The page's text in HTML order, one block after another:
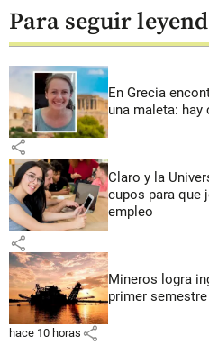
Para seguir
En Grecia
una maleta: hay
share
Claro y la
cupos para que
empleo
share
Mineros logra
primer
hace 10 horas share